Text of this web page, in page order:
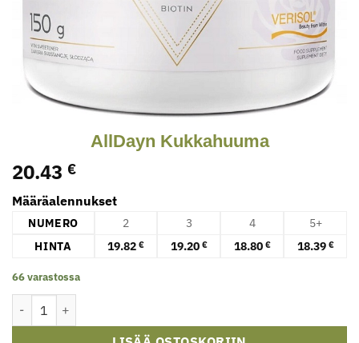
AllDayn Kukkahuuma
20.43 €
Määräalennukset
NUMERO 2 3 4
5+
HINTA
19.82 € 19.20 € 18.80 € 18.39 €
66 varastossa